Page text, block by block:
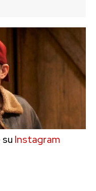
su Instagram